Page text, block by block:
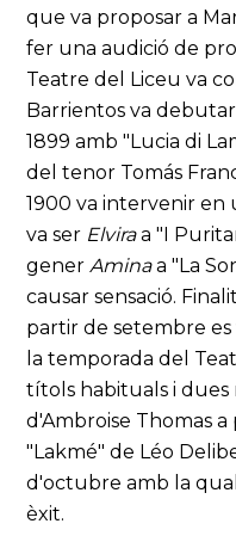
que va proposar a
fer una audició de
Teatre del Liceu va
Barrientos va
1899 amb "Lucia di
del tenor Tomás
1900 va intervenir en
va ser Elviraa "I
generAminaa "La
causar sensació.
partir de setembre
la temporada del
títols habituals i dues
d'Ambroise Thomas
"Lakmé" de Léo
d'octubre amb la
èxit.